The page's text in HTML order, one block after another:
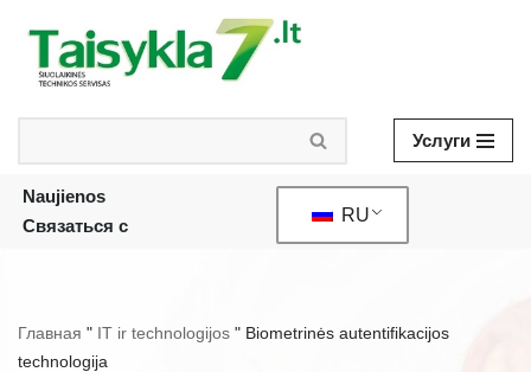
Skip
content
Услуги
Naujienos
Связаться с
RU
Главная " IT ir technologijos " Biometrinės autentifikacijos
technologija